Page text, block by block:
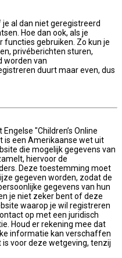
al dan niet geregistreerd
Hoe dan ook, als je
functies gebruiken. Zo kun je
privéberichten sturen,
worden van
duurt maar even, dus
"Children’s Online
is een Amerikaanse wet uit
die mogelijk gegevens van
hiervoor de
Deze toestemming moet
gegeven worden, zodat de
gegevens van hun
je niet zeker bent of deze
waarop je wil registreren
op met een juridisch
Houd er rekening mee dat
informatie kan verschaffen
voor deze wetgeving, tenzij